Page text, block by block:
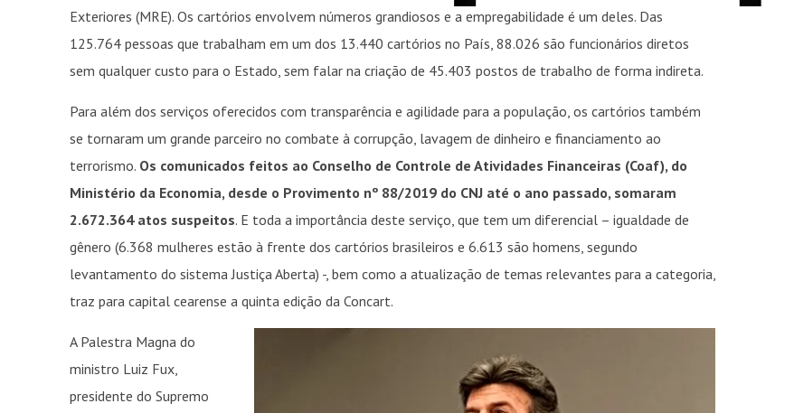
Exteriores (MRE). Os cartórios envolvem números grandiosos e a empregabilidade é um deles. Das
125.764 pessoas que trabalham em um dos 13.440 cartórios no País, 88.026 são funcionários diretos
sem qualquer custo para o Estado, sem falar na criação de 45.403 postos de trabalho de forma indireta.
Para além dos serviços oferecidos com transparência e agilidade para a população, os cartórios também
se tornaram um grande parceiro no combate à corrupção, lavagem de dinheiro e financiamento ao
terrorismo. Os comunicados feitos ao Conselho de Controle de Atividades Financeiras (Coaf), do
Ministério da Economia, desde o Provimento nº 88/2019 do CNJ até o ano passado, somaram
2.672.364 atos suspeitos. E toda a importância deste serviço, que tem um diferencial – igualdade de
gênero (6.368 mulheres estão à frente dos cartórios brasileiros e 6.613 são homens, segundo
levantamento do sistema Justiça Aberta) -, bem como a atualização de temas relevantes para a categoria,
traz para capital cearense a quinta edição da Concart.
A Palestra Magna do
ministro Luiz Fux,
presidente do Supremo